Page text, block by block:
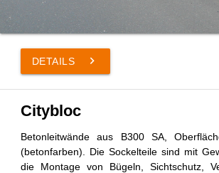
DETAILS keyboard_arrow_right
Citybloc
Betonleitwände aus B300 SA,
(betonfarben). Die Sockelteile sind mit
die Montage von Bügeln, Sichtschutz,